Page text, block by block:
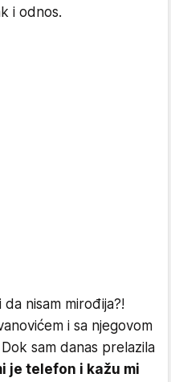
i odnos.
nisam mirođija?!
i sa njegovom
sam danas prelazila
je telefon i kažu mi